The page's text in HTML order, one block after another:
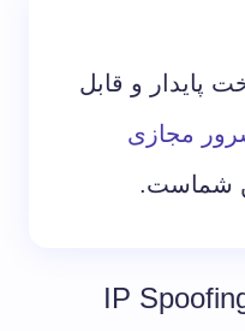
پایدار و قابل
مجازی
شماست.